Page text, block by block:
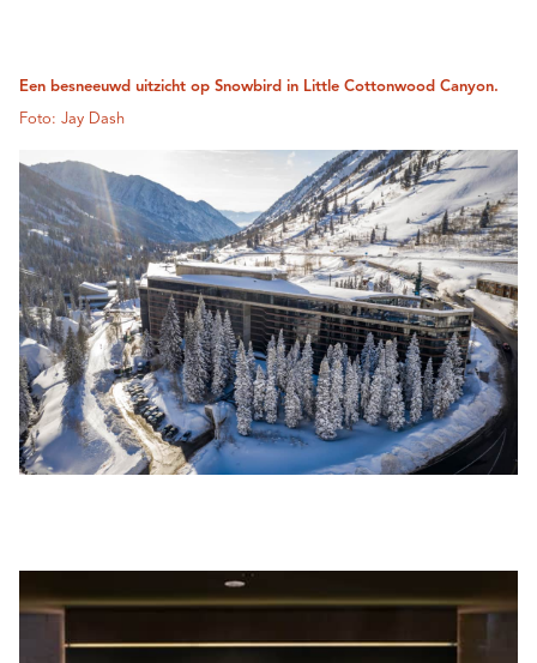
Een besneeuwd uitzicht op Snowbird in Little Cottonwood Canyon.
Foto: Jay Dash